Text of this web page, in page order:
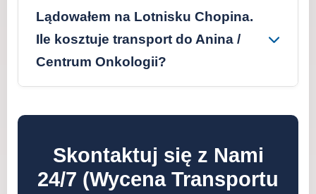
Lądowałem na Lotnisku Chopina.
Ile kosztuje transport do Anina /
Centrum Onkologii?
Skontaktuj się z Nami
24/7 (Wycena Transportu